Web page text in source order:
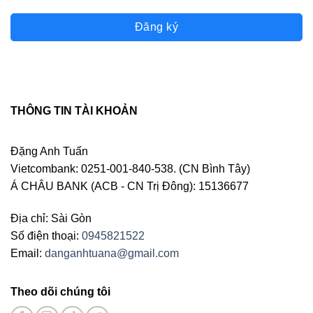
Đăng ký
THÔNG TIN TÀI KHOẢN
Đặng Anh Tuấn
Vietcombank: 0251-001-840-538. (CN Bình Tây)
Á CHÂU BANK (ACB - CN Trị Đông): 15136677
Địa chỉ: Sài Gòn
Số điện thoại: 0945821522
Email: danganhtuana@gmail.com
Theo dõi chúng tôi